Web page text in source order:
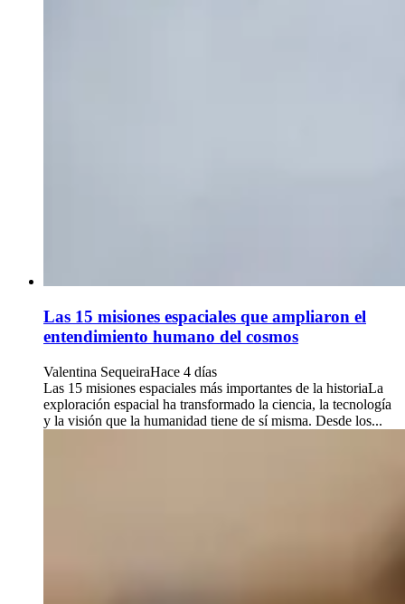
Las 15 misiones espaciales que ampliaron el
entendimiento humano del cosmos
Valentina SequeiraHace 4 días
Las 15 misiones espaciales más importantes de la historiaLa
exploración espacial ha transformado la ciencia, la tecnología
y la visión que la humanidad tiene de sí misma. Desde los...